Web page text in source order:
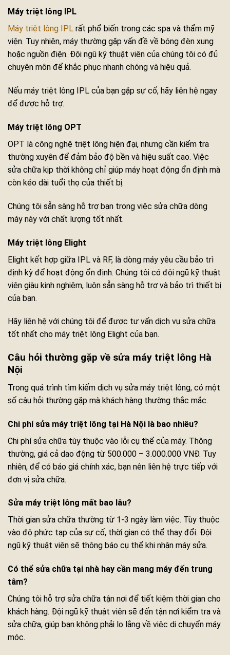
Máy triệt lông IPL
Máy triệt lông IPL rất phổ biến trong các spa và thẩm mỹ
viện. Tuy nhiên, máy thường gặp vấn đề về bóng đèn xung
hoặc nguồn điện. Đội ngũ kỹ thuật viên của chúng tôi có đủ
chuyên môn để khắc phục nhanh chóng và hiệu quả.
Nếu máy triệt lông IPL của bạn gặp sự cố, hãy liên hệ ngay
để được hỗ trợ.
Máy triệt lông OPT
OPT là công nghệ triệt lông hiện đại, nhưng cần kiểm tra
thường xuyên để đảm bảo độ bền và hiệu suất cao. Việc
sửa chữa kịp thời không chỉ giúp máy hoạt động ổn định mà
còn kéo dài tuổi thọ của thiết bị.
Chúng tôi sẵn sàng hỗ trợ bạn trong việc sửa chữa dòng
máy này với chất lượng tốt nhất.
Máy triệt lông Elight
Elight kết hợp giữa IPL và RF, là dòng máy yêu cầu bảo trì
định kỳ để hoạt động ổn định. Chúng tôi có đội ngũ kỹ thuật
viên giàu kinh nghiệm, luôn sẵn sàng hỗ trợ và bảo trì thiết bị
của bạn.
Hãy liên hệ với chúng tôi để được tư vấn dịch vụ sửa chữa
tốt nhất cho máy triệt lông Elight của bạn.
Câu hỏi thường gặp về sửa máy triệt lông Hà
Nội
Trong quá trình tìm kiếm dịch vụ sửa máy triệt lông, có một
số câu hỏi thường gặp mà khách hàng thường thắc mắc.
Chi phí sửa máy triệt lông tại Hà Nội là bao nhiêu?
Chi phí sửa chữa tùy thuộc vào lỗi cụ thể của máy. Thông
thường, giá cả dao động từ 500.000 – 3.000.000 VNĐ. Tuy
nhiên, để có báo giá chính xác, bạn nên liên hệ trực tiếp với
đơn vị sửa chữa.
Sửa máy triệt lông mất bao lâu?
Thời gian sửa chữa thường từ 1-3 ngày làm việc. Tùy thuộc
vào độ phức tạp của sự cố, thời gian có thể thay đổi. Đội
ngũ kỹ thuật viên sẽ thông báo cụ thể khi nhận máy sửa.
Có thể sửa chữa tại nhà hay cần mang máy đến trung
tâm?
Chúng tôi hỗ trợ sửa chữa tận nơi để tiết kiệm thời gian cho
khách hàng. Đội ngũ kỹ thuật viên sẽ đến tận nơi kiểm tra và
sửa chữa, giúp bạn không phải lo lắng về việc di chuyển máy
móc.